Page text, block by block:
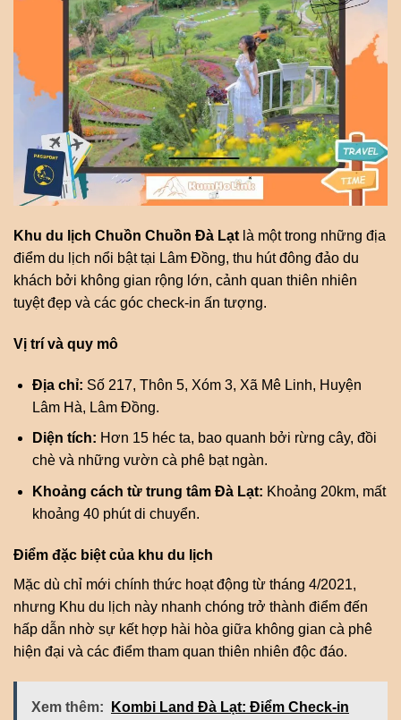
Khu du lịch Chuồn Chuồn Đà Lạt là một trong những địa
điểm du lịch nổi bật tại Lâm Đồng, thu hút đông đảo du
khách bởi không gian rộng lớn, cảnh quan thiên nhiên
tuyệt đẹp và các góc check-in ấn tượng.
Vị trí và quy mô
Địa chỉ: Số 217, Thôn 5, Xóm 3, Xã Mê Linh, Huyện
Lâm Hà, Lâm Đồng.
Diện tích: Hơn 15 héc ta, bao quanh bởi rừng cây, đồi
chè và những vườn cà phê bạt ngàn.
Khoảng cách từ trung tâm Đà Lạt: Khoảng 20km, mất
khoảng 40 phút di chuyển.
Điểm đặc biệt của khu du lịch
Mặc dù chỉ mới chính thức hoạt động từ tháng 4/2021,
nhưng Khu du lịch này nhanh chóng trở thành điểm đến
hấp dẫn nhờ sự kết hợp hài hòa giữa không gian cà phê
hiện đại và các điểm tham quan thiên nhiên độc đáo.
Xem thêm:
Kombi Land Đà Lạt: Điểm Check-in